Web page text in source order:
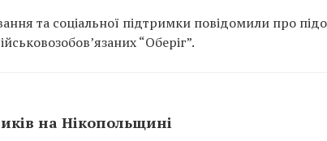
та соціальної підтримки повідомили про
“Оберіг”.
на Нікопольщині